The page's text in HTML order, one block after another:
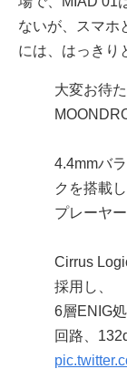
ないが、スマホ
には、はっきり
大変お待
4.4mmバ
クを搭載
プレーヤー
Cirrus
採用し、
6層ENIG
回路、